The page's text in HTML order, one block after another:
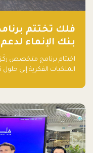
فلك تختتم
بنك الإنماء
اختتام برنامج متخصص
الملكيات الفكرية إلى